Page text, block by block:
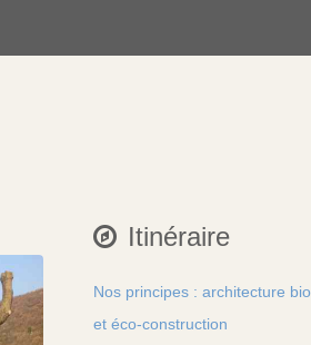
Itinéraire
Nos principes : architecture
et éco-construction